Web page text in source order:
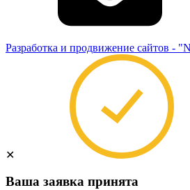
Разработка и продвижение сайтов -
✕
Ваша заявка принята